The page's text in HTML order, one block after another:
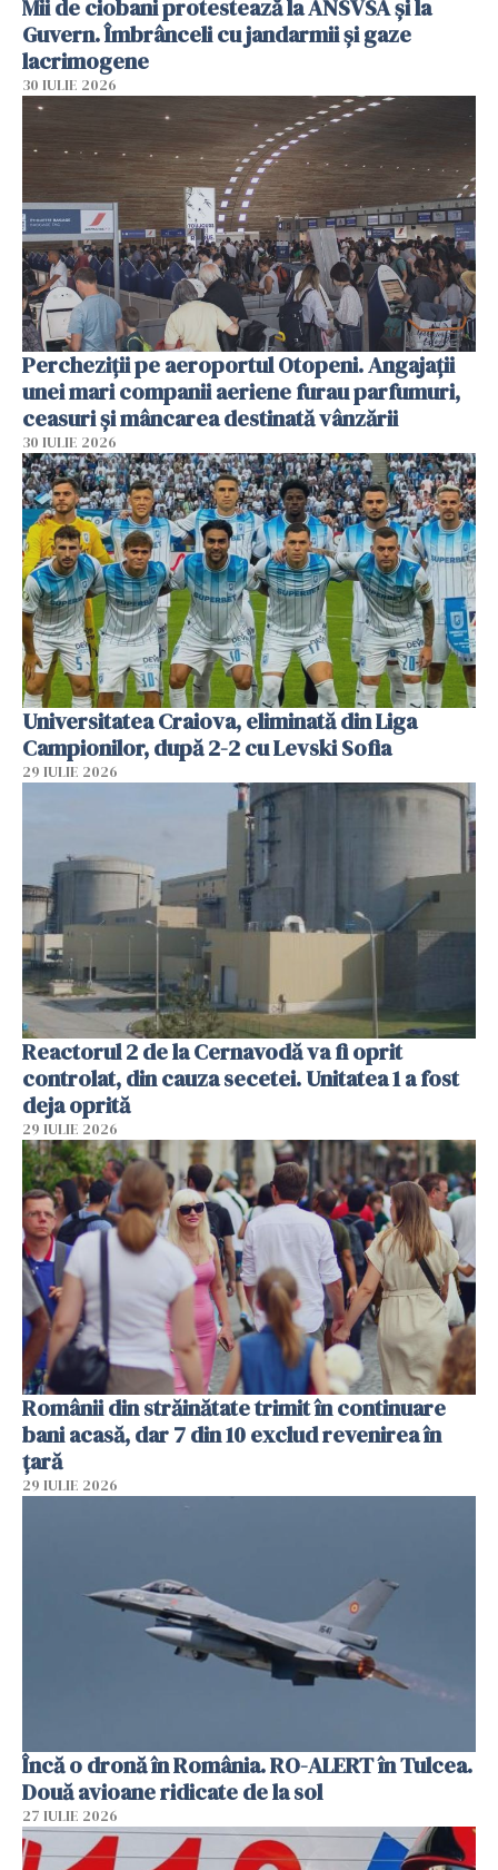
Mii de ciobani protestează la ANSVSA și la
Guvern. Îmbrânceli cu jandarmii și gaze
lacrimogene
30 IULIE 2026
Percheziții pe aeroportul Otopeni. Angajații
unei mari companii aeriene furau parfumuri,
ceasuri și mâncarea destinată vânzării
30 IULIE 2026
Universitatea Craiova, eliminată din Liga
Campionilor, după 2-2 cu Levski Sofia
29 IULIE 2026
Reactorul 2 de la Cernavodă va fi oprit
controlat, din cauza secetei. Unitatea 1 a fost
deja oprită
29 IULIE 2026
Românii din străinătate trimit în continuare
bani acasă, dar 7 din 10 exclud revenirea în
țară
29 IULIE 2026
Încă o dronă în România. RO-ALERT în Tulcea.
Două avioane ridicate de la sol
27 IULIE 2026